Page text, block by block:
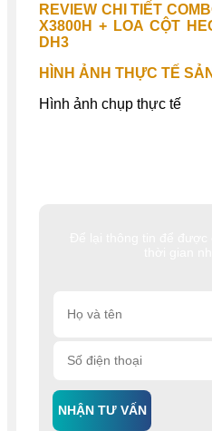
NHẬN TƯ VẤN
REVIEW CHI TIẾT
X3800H + LOA CỘT
DH3
HÌNH ẢNH THỰC TẾ
Hình ảnh chụp thực tế